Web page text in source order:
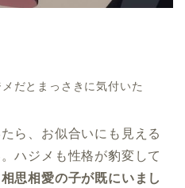
だとまっさきに気付いた
ら、お似合いにも見える
ハジメも性格が豹変して
思相愛の子が既にいまし